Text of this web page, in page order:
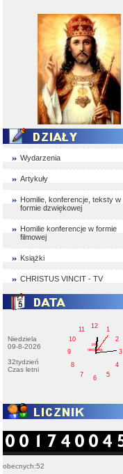
Wydarzenia
Artykuły
Homilie, konferencje, teksty w
formie dzwiękowej
Homilie konferencje w formie
filmowej
Książki
CHRISTUS VINCIT - TV
Niedziela
09-8-2026
32tydzień
Czas letni
1
2
3
4
5
6
7
8
9
10
11
12
PM
niedziela
obecnych:52